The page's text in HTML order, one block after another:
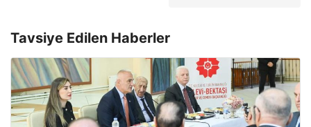
Tavsiye Edilen Haberler